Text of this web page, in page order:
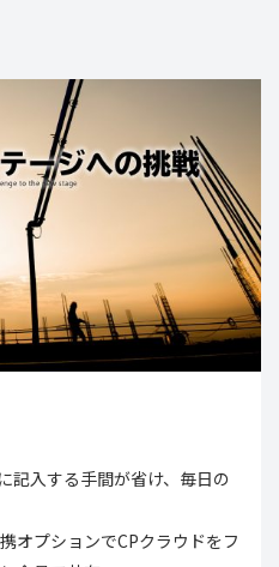
記入する手間が省け、毎日の
オプションでCPクラウドをフ